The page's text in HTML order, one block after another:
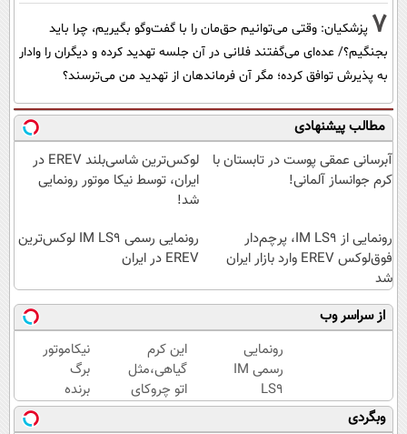
7 پزشکیان: وقتی می‌توانیم حق‌مان را با گفت‌وگو بگیریم، چرا باید
بجنگیم؟/ عده‌ای می‌گفتند فلانی در آن جلسه تهدید کرده و دیگران را وادار
به پذیرش توافق کرده؛ مگر آن فرماندهان از تهدید من می‌ترسند؟
مطالب پیشنهادی
آبرسانی عمقی پوست در تابستان با
کرم جوانساز آلمانی!
لوکس‌ترین شاسی‌بلند EREV در
ایران، توسط نیکا موتور رونمایی
شد!
رونمایی از IM LS9، پرچم‌دار
فوق‌لوکس EREV وارد بازار ایران
شد
رونمایی رسمی IM LS9 لوکس‌ترین
EREV در ایران
از سراسر وب
رونمایی
رسمی IM
LS9
لوکس‌ترین
EREV در
این کرم
گیاهی،مثل
اتو چروکای
پوستتوصاف
میکنه!50%تخفیف
نیکاموتور
برگ
برنده
جدیدش
را رو کرد،
وبگردی